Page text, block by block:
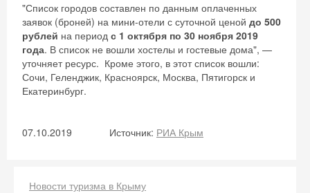
"Список городов составлен по данным оплаченных
заявок (броней) на мини-отели с суточной ценой до 500
рублей на период с 1 октября по 30 ноября 2019
года. В список не вошли хостелы и гостевые дома", —
уточняет ресурс. Кроме этого, в этот список вошли:
Сочи, Геленджик, Красноярск, Москва, Пятигорск и
Екатеринбург.
07.10.2019 Источник: РИА Крым
Новости туризма в Крыму